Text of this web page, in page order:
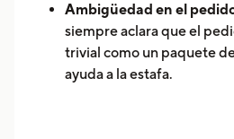
Ambigüedad en el
siempre aclara que el
trivial como un paquete
ayuda a la estafa.